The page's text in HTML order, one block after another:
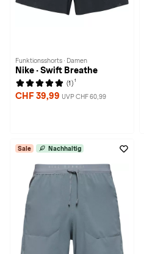
Funktionsshorts · Damen
Nike · Swift Breathe
(1) 1
CHF 39,99 UVP CHF 60,99
Sale Nachhaltig